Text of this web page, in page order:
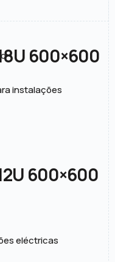
instalações
eléctricas
600×600
600×600